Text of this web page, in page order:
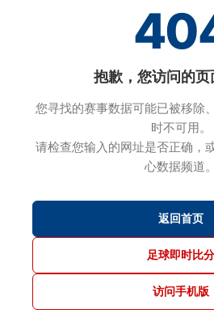
抱歉，您访问的页
您寻找的赛事数据可能已被移除
时不可用。
请检查您输入的网址是否正确，
心数据频道。
返回首页
足球即时比分
访问手机版